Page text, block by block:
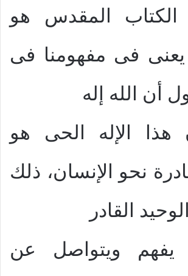
الكتاب المقدس هو
يعنى فى مفهومنا فى
أن الله إله
الإله الحى هو
نحو الإنسان، ذلك
القادر
ويتواصل عن